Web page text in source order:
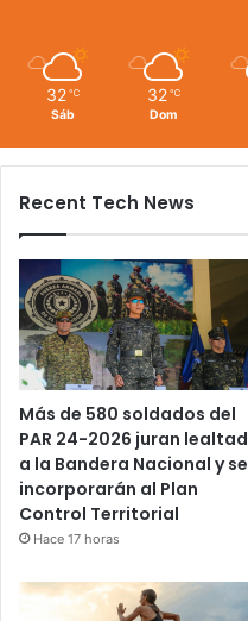
32 ℃
Sáb
32 ℃
Dom
Recent Tech News
Más de 580 soldados del
PAR 24-2026 juran lealtad
a la Bandera Nacional y se
incorporarán al Plan
Control Territorial
Hace 17 horas